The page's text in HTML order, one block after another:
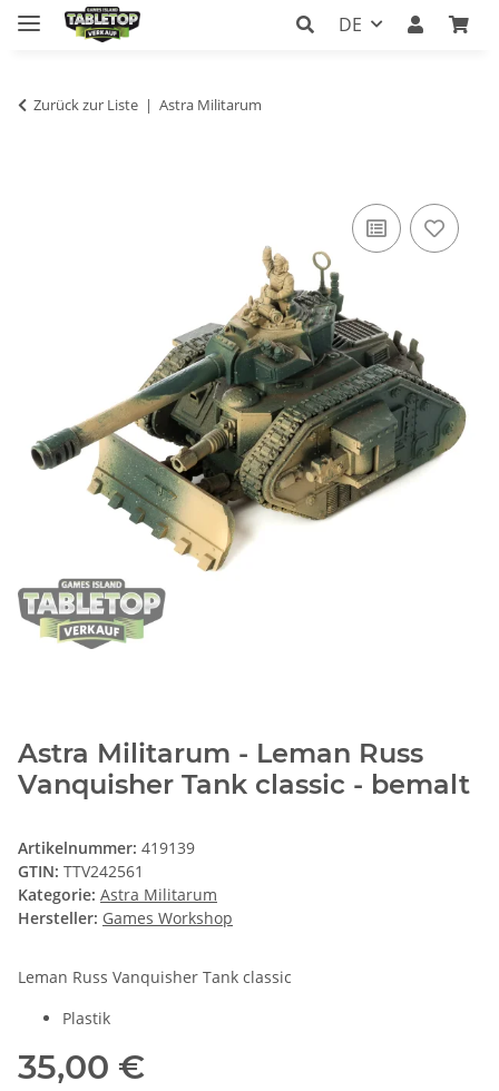
DE
Zurück zur Liste Astra Militarum
Astra Militarum - Leman Russ
Vanquisher Tank classic - bemalt
Artikelnummer: 419139
GTIN: TTV242561
Kategorie: Astra Militarum
Hersteller: Games Workshop
Leman Russ Vanquisher Tank classic
Plastik
35,00 €